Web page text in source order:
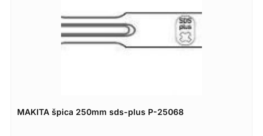
MAKITA špica 250mm sds-plus P-25068